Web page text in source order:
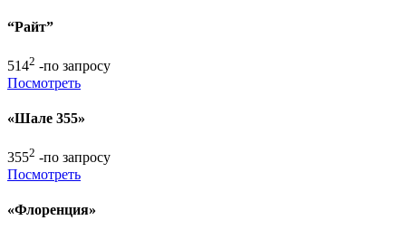
“Райт”
5142 -по запросу
Посмотреть
«Шале 355»
3552 -по запросу
Посмотреть
«Флоренция»